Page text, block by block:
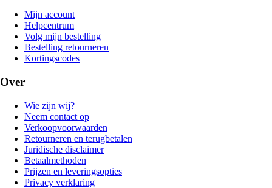
Mijn account
Helpcentrum
Volg mijn bestelling
Bestelling retourneren
Kortingscodes
Over
Wie zijn wij?
Neem contact op
Verkoopvoorwaarden
Retourneren en terugbetalen
Juridische disclaimer
Betaalmethoden
Prijzen en leveringsopties
Privacy verklaring